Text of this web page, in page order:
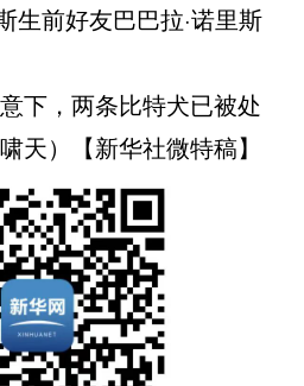
生前好友巴巴拉·诺里斯
，两条比特犬已被处
天）【新华社微特稿】